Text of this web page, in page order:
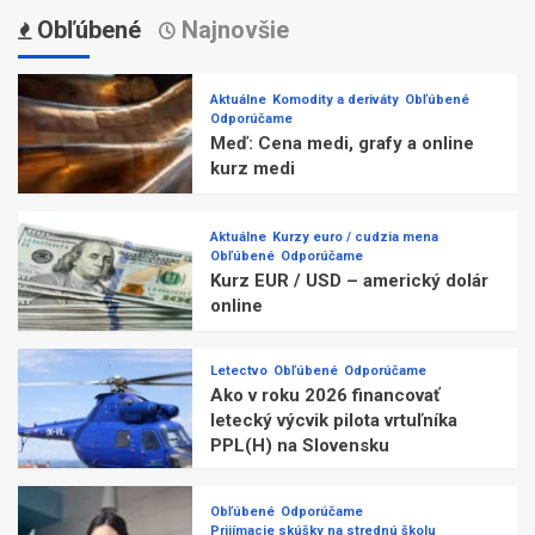
Obľúbené Najnovšie
Aktuálne Komodity a deriváty Obľúbené
Odporúčame
Meď: Cena medi, grafy a online
kurz medi
Aktuálne Kurzy euro / cudzia mena
Obľúbené Odporúčame
Kurz EUR / USD – americký dolár
online
Letectvo Obľúbené Odporúčame
Ako v roku 2026 financovať
letecký výcvik pilota vrtuľníka
PPL(H) na Slovensku
Obľúbené Odporúčame
Prijímacie skúšky na strednú školu